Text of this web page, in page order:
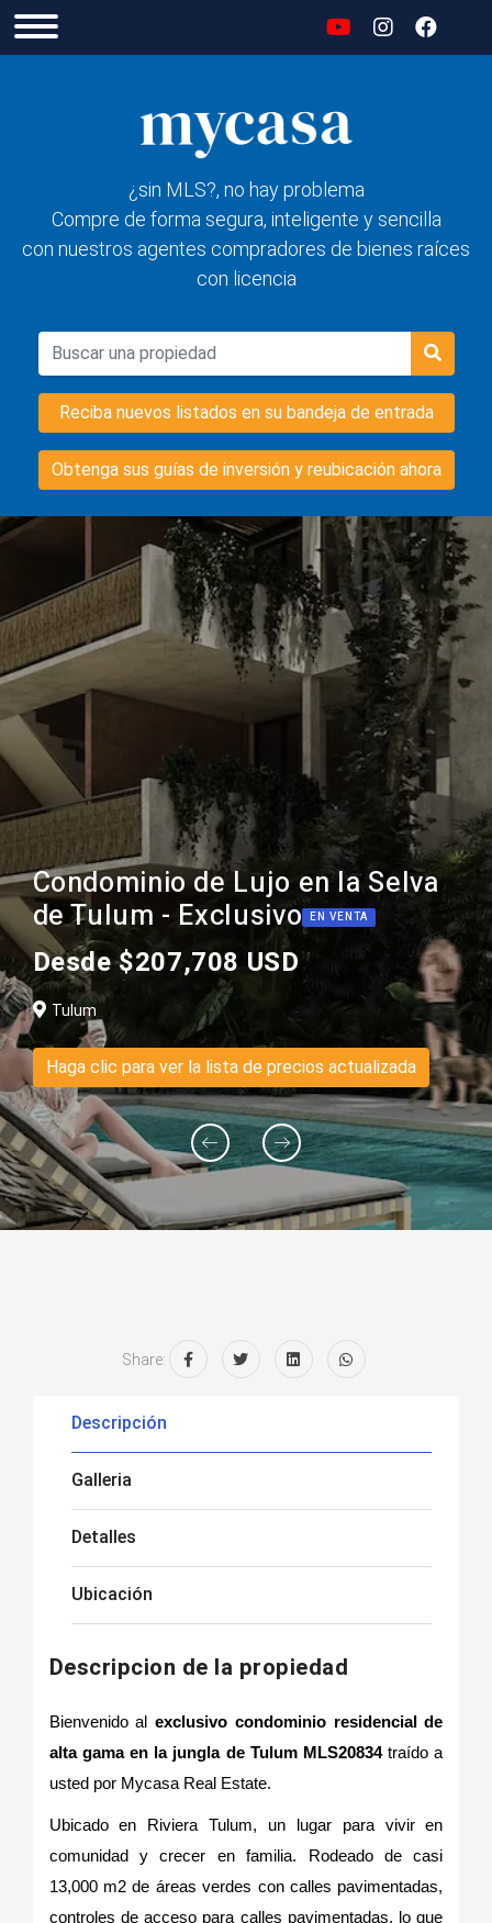
¿sin MLS?, no hay problema
Compre de forma segura, inteligente y sencilla
con nuestros agentes compradores de bienes raíces
con licencia
Reciba nuevos listados en su bandeja de entrada
Obtenga sus guías de inversión y reubicación ahora
Condominio de Lujo en la Selva
de Tulum - Exclusivo EN VENTA
Desde $207,708 USD
Tulum
Haga clic para ver la lista de precios actualizada
Share:
Descripción
Galleria
Detalles
Ubicación
Descripcion de la propiedad
Bienvenido al exclusivo condominio residencial de
alta gama en la jungla de Tulum MLS20834traído a
usted por Mycasa Real Estate.
Ubicado en Riviera Tulum, un lugar para vivir en
comunidad y crecer en familia. Rodeado de casi
13,000 m2 de áreas verdes con calles pavimentadas,
controles de acceso para calles pavimentadas, lo que